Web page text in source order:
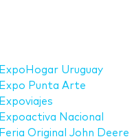
ExpoHogar Uruguay
Expo Punta Arte
Expoviajes
Expoactiva Nacional
Feria Original John Deere